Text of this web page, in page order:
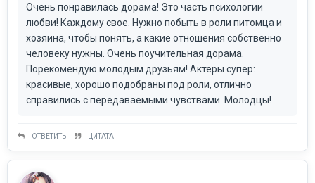
Очень понравилась дорама! Это часть психологии
любви! Каждому свое. Нужно побыть в роли питомца и
хозяина, чтобы понять, а какие отношения собственно
человеку нужны. Очень поучительная дорама.
Порекомендую молодым друзьям! Актеры супер:
красивые, хорошо подобраны под роли, отлично
справились с передаваемыми чувствами. Молодцы!
ОТВЕТИТЬ ЦИТАТА